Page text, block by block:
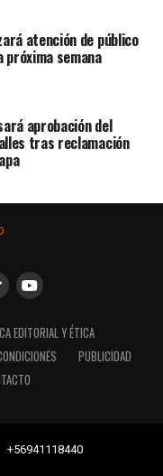
atención de público
próxima semana
aprobación del
tras reclamación
EDITORIAL Y ÉTICA
PUBLICIDAD